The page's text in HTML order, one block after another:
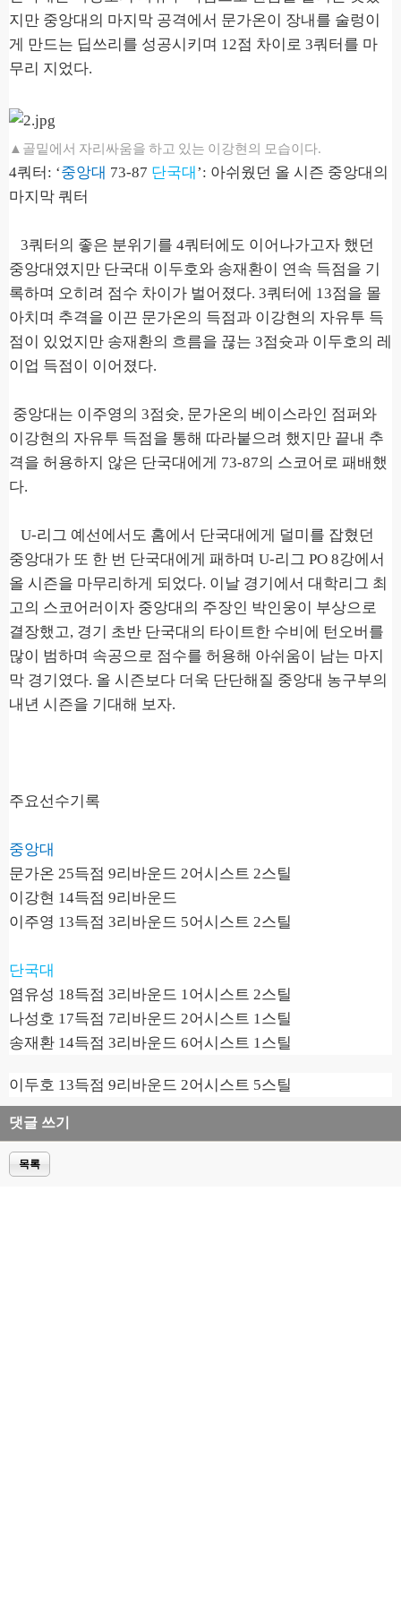
지만 중앙대의 마지막 공격에서 문가온이 장내를 술렁이
게 만드는 딥쓰리를 성공시키며 12점 차이로 3쿼터를 마
무리 지었다.
▲골밑에서 자리싸움을 하고 있는 이강현의 모습이다.
4쿼터 : ‘중앙대 73-87 단국대’: 아쉬웠던 올 시즌 중앙대의
마지막 쿼터
3쿼터의 좋은 분위기를4쿼터에도 이어나가고자 했던
중앙대였지만 단국대 이두호와 송재환이 연속 득점을 기
록하며 오히려 점수 차이가 벌어졌다. 3쿼터에 13점을 몰
아치며 추격을 이끈 문가온의 득점과 이강현의 자유투 득
점이 있었지만 송재환의 흐름을 끊는 3점슛과 이두호의 레
이업 득점이 이어졌다.
중앙대는 이주영의 3점슛, 문가온의 베이스라인 점퍼와
이강현의 자유투 득점을 통해 따라붙으려 했지만 끝내 추
격을 허용하지 않은 단국대에게 73-87의 스코어로 패배했
다.
U-리그 예선에서도 홈에서 단국대에게 덜미를 잡혔던
중앙대가 또 한 번 단국대에게 패하며 U-리그 PO 8강에서
올 시즌을 마무리하게 되었다. 이날 경기에서 대학리그 최
고의 스코어러이자 중앙대의 주장인 박인웅이 부상으로
결장했고, 경기 초반 단국대의 타이트한 수비에 턴오버를
많이 범하며 속공으로 점수를 허용해 아쉬움이 남는 마지
막 경기였다. 올 시즌보다 더욱 단단해질 중앙대 농구부의
내년 시즌을 기대해 보자.
주요선수기록
중앙대
문가온 25득점 9리바운드 2어시스트 2스틸
이강현 14득점 9리바운드
이주영 13득점 3리바운드 5어시스트 2스틸
단국대
염유성 18득점 3리바운드 1어시스트 2스틸
나성호 17득점 7리바운드 2어시스트 1스틸
송재환 14득점 3리바운드 6어시스트 1스틸
이두호 13득점 9리바운드 2어시스트 5스틸
댓글 쓰기
목록